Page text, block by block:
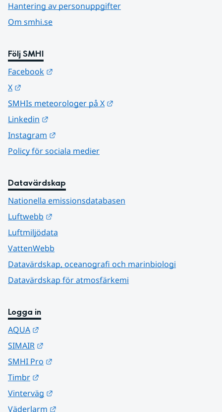
Hantering av personuppgifter
Om smhi.se
Följ SMHI
Facebook
X
SMHIs meteorologer på X
Linkedin
Instagram
Policy för sociala medier
Datavärdskap
Nationella emissionsdatabasen
Luftwebb
Luftmiljödata
VattenWebb
Datavärdskap, oceanografi och marinbiologi
Datavärdskap för atmosfärkemi
Logga in
AQUA
SIMAIR
SMHI Pro
Timbr
Vinterväg
Väderlarm